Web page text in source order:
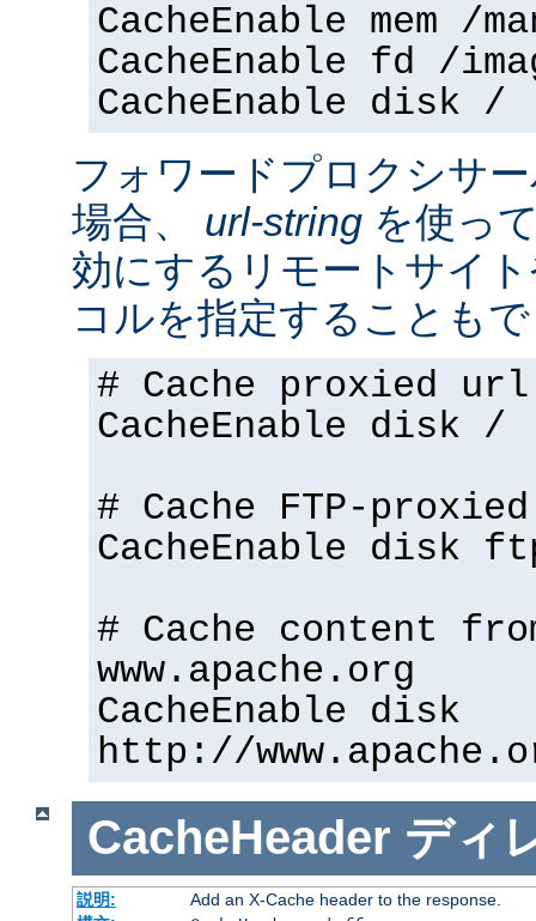
CacheEnable mem /
CacheEnable fd /
CacheEnable disk /
フォワードプロクシサ
場合、 url-string を使っ
効にするリモートサイ
コルを指定することも
# Cache proxied
CacheEnable disk /
# Cache FTP-
CacheEnable disk
# Cache content
www.apache.org
CacheEnable disk
http://
CacheHeader ディ
説明:
Add an X-Cache header to the response.